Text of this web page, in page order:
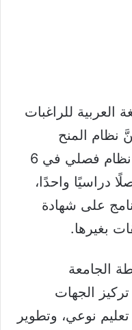
العربية للراغبات
نظام المنح
الخارجية والداخلية، من خلال نظام فصلي في 6
دراسيًا واحدًا،
على شهادة
بغيرها.
الجامعة
من خلال تركيز الجهات
تعليم نوعي، وتطوير